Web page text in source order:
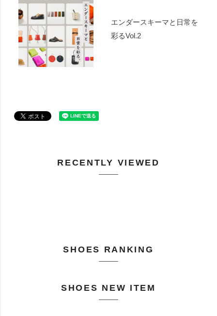
エンダースキーマと日常を
彩るVol.2
RECENTLY VIEWED
SHOES RANKING
SHOES NEW ITEM